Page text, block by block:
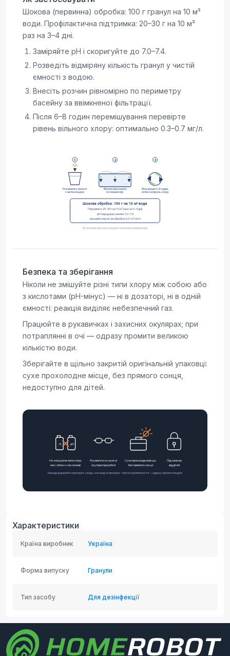
Шокова (первинна) обробка: 100 г гранул на 10 м³
води. Профілактична підтримка: 20–30 г на 10 м³
раз на 3–4 дні.
Заміряйте pH і скоригуйте до 7.0–7.4.
Розведіть відміряну кількість гранул у чистій
ємності з водою.
Внесіть розчин рівномірно по периметру
басейну за ввімкненої фільтрації.
Після 6–8 годин перемішування перевірте
рівень вільного хлору: оптимально 0.3–0.7 мг/л.
Безпека та зберігання
Ніколи не змішуйте різні типи хлору між собою або
з кислотами (pH-мінус) — ні в дозаторі, ні в одній
ємності: реакція виділяє небезпечний газ.
Працюйте в рукавичках і захисних окулярах; при
потраплянні в очі — одразу промити великою
кількістю води.
Зберігайте в щільно закритій оригінальній упаковці:
сухе прохолодне місце, без прямого сонця,
недоступно для дітей.
Характеристики
Країна виробник Україна
Форма випуску Гранули
Тип засобу Для дезінфекції